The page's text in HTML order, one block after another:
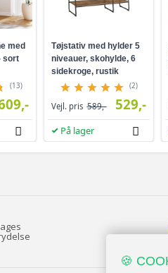
- m08/308
- m08/308
- mk04
Grå - mk04
med
sort
(13)
Tøjstativ med hylder 5
niveauer, skohylde, 6
sidekroge, rustik
brun/sort
(2)
Vejl. pris 589,- 529,-
På lager
🍪